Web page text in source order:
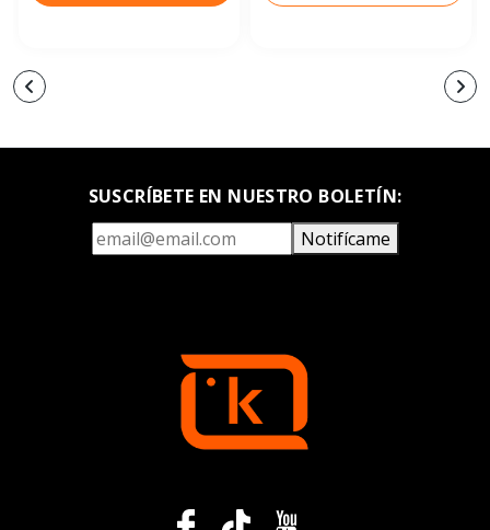
SUSCRÍBETE EN NUESTRO BOLETÍN:
Notifícame